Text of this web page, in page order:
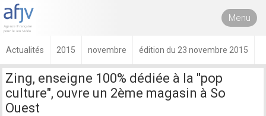
Menu
Actualités 2015 novembre édition du 23 novembre 2015
Zing, enseigne 100% dédiée à la "pop
culture", ouvre un 2ème magasin à So
Ouest